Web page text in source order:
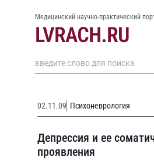
Медицинский научно-практический
02.11.09 Психоневрология
Депрессия и ее
проявления